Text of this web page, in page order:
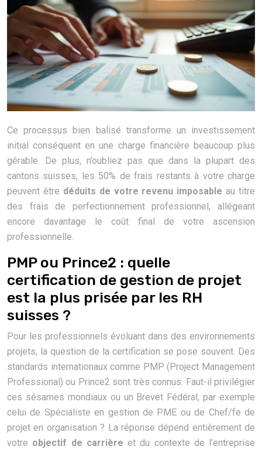
Ce processus bien balisé transforme un investissement
initial conséquent en une charge financière beaucoup plus
gérable. De plus, n’oubliez pas que dans la plupart des
cantons suisses, les 50% de frais restants à votre charge
peuvent être déduits de votre revenu imposable au titre
des frais de perfectionnement professionnel, allégeant
encore davantage le coût final de votre ascension
professionnelle.
PMP ou Prince2 : quelle
certification de gestion de projet
est la plus prisée par les RH
suisses ?
Pour les professionnels évoluant dans des environnements
projets, la question de la certification se pose souvent. Des
standards internationaux comme PMP (Project Management
Professional) ou Prince2 sont très connus. Faut-il privilégier
ces sésames mondiaux ou un Brevet Fédéral, par exemple
celui de Spécialiste en gestion de PME ou de Chef/fe de
projet en organisation ? La réponse dépend entièrement de
votre objectif de carrière et du contexte de l’entreprise